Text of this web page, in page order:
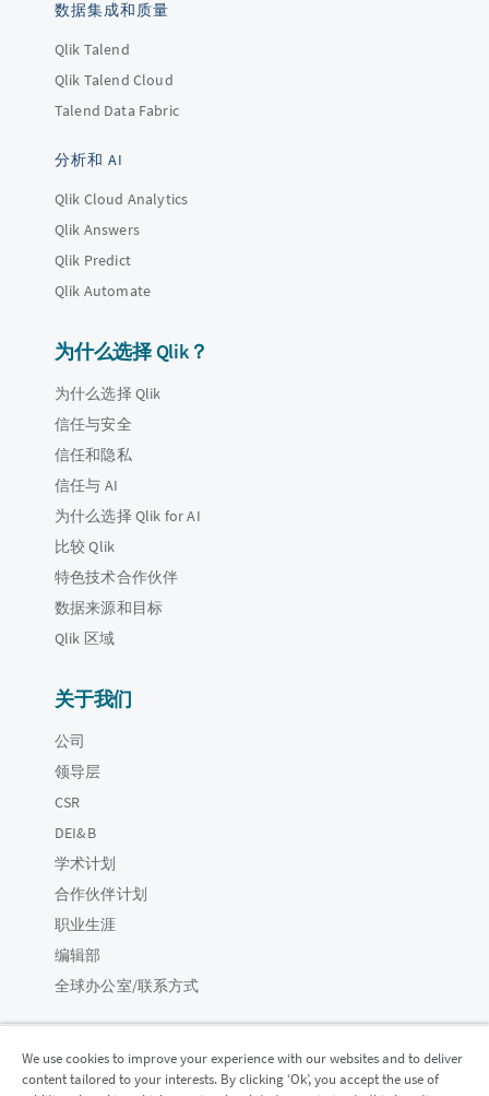
数据集成和质量
Qlik Talend
Qlik Talend Cloud
Talend Data Fabric
分析和 AI
Qlik Cloud Analytics
Qlik Answers
Qlik Predict
Qlik Automate
为什么选择 Qlik？
为什么选择 Qlik
信任与安全
信任和隐私
信任与 AI
为什么选择 Qlik for AI
比较 Qlik
特色技术合作伙伴
数据来源和目标
Qlik 区域
关于我们
公司
领导层
CSR
DEI&B
学术计划
合作伙伴计划
职业生涯
编辑部
全球办公室/联系方式
We use cookies to improve your experience with our websites and to deliver
content tailored to your interests. By clicking ‘Ok’, you accept the use of